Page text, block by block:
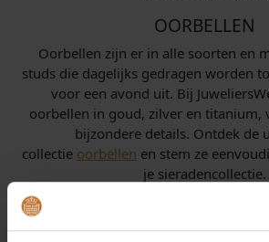
OORBELLEN
Oorbellen zijn er in alle soorten en
studs die dagelijks gedragen worden
voor een avond uit. Bij
oorbellen in goud, zilver en titanium,
bijzondere details. Ontdek de
collectie oorbellen en stem ze
je sieradencollectie.
Voor unieke ontwerpen zijn er